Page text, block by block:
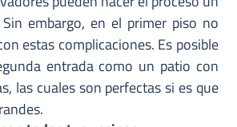
embargo, en el primer piso no
estas complicaciones. Es posible
entrada como un patio con
las cuales son perfectas si es que